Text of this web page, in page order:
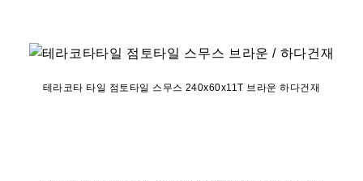
테라코타 타일 점토타일 스무스 240x60x11T 브라운 하다건재